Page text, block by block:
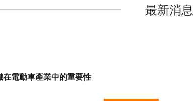
最新消息
在電動車產業中的重要性